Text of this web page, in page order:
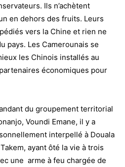
Ils n’achètent
en dehors des fruits. Leurs
vers la Chine et rien ne
pays. Les Camerounais se
les Chinois installés au
économiques pour
du groupement territorial
Voundi Emane, il y a
interpellé à Douala
ayant ôté la vie à trois
une arme à feu chargée de